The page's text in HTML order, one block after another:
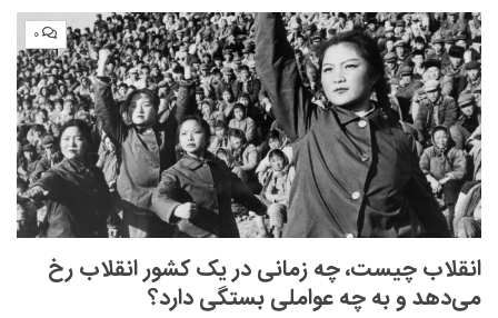
۰
انقلاب چیست، چه زمانی در یک کشور انقلاب رخ
می‌دهد و به چه عواملی بستگی دارد؟